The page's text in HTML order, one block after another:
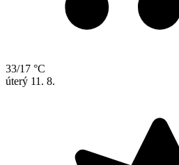
33/17 °C
úterý 11. 8.